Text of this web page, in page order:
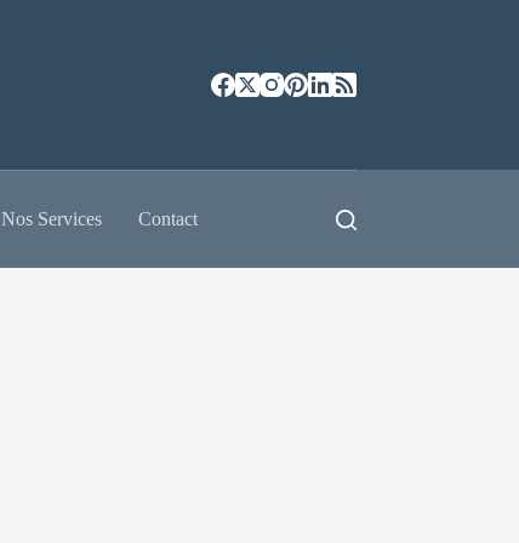
Nos Services Contact